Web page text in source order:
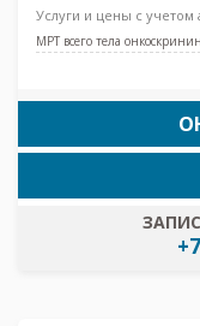
Услуги и цены с учетом
МРТ всего тела